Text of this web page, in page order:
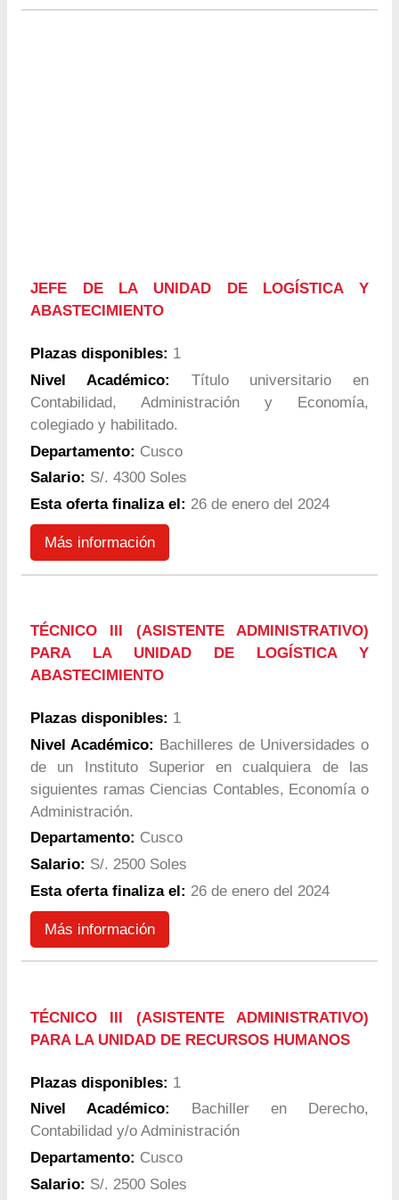
JEFE DE LA UNIDAD DE LOGÍSTICA Y
ABASTECIMIENTO
Plazas disponibles: 1
Nivel Académico: Título universitario en
Contabilidad, Administración y Economía,
colegiado y habilitado.
Departamento: Cusco
Salario: S/. 4300 Soles
Esta oferta finaliza el: 26 de enero del 2024
Más información
TÉCNICO III (ASISTENTE ADMINISTRATIVO)
PARA LA UNIDAD DE LOGÍSTICA Y
ABASTECIMIENTO
Plazas disponibles: 1
Nivel Académico: Bachilleres de Universidades o
de un Instituto Superior en cualquiera de las
siguientes ramas Ciencias Contables, Economía o
Administración.
Departamento: Cusco
Salario: S/. 2500 Soles
Esta oferta finaliza el: 26 de enero del 2024
Más información
TÉCNICO III (ASISTENTE ADMINISTRATIVO)
PARA LA UNIDAD DE RECURSOS HUMANOS
Plazas disponibles: 1
Nivel Académico:
Bachiller en Derecho,
Contabilidad y/o Administración
Departamento: Cusco
Salario: S/. 2500 Soles